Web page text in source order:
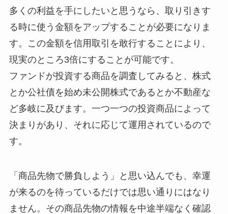
多くの利益を手にしたいと思うなら、取り引きす
る時に使う金額をアップすることが必要になりま
す。この金額を信用取引を敢行することにより、
現実のところ3倍にすることが可能です。
ファンドが投資する商品を調査してみると、株式
とか公社債を始め未公開株式であるとか不動産な
ど多岐に及びます。一つ一つの投資商品によって
決まりがあり、それに応じて運用されているので
す。
「商品先物で勝負しよう」と思い込んでも、幸運
が来るのを待っているだけでは思い通りにはなり
ません。その商品先物の情報を中途半端なく確認